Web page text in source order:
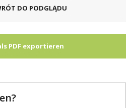
DO PODGLĄDU
PDF exportieren